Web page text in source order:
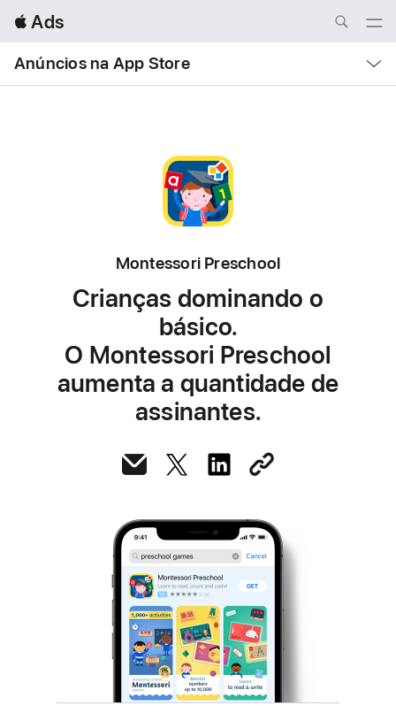
 Ads
Nav
Open
Anúncios na App Store
Nav
Open
Menu
Montessori Preschool
Crianças dominando o
básico.
O Montessori Preschool
aumenta a quantidade de
assinantes.